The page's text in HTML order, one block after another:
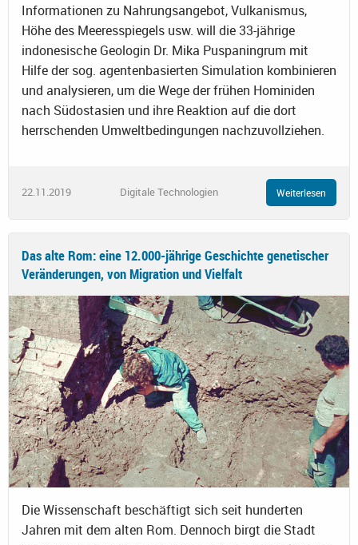
Informationen zu Nahrungsangebot, Vulkanismus,
Höhe des Meeresspiegels usw. will die 33-jährige
indonesische Geologin Dr. Mika Puspaningrum mit
Hilfe der sog. agentenbasierten Simulation kombinieren
und analysieren, um die Wege der frühen Hominiden
nach Südostasien und ihre Reaktion auf die dort
herrschenden Umweltbedingungen nachzuvollziehen.
22.11.2019 Digitale Technologien Weiterlesen
Das alte Rom: eine 12.000-jährige Geschichte genetischer
Veränderungen, von Migration und Vielfalt
Die Wissenschaft beschäftigt sich seit hunderten
Jahren mit dem alten Rom. Dennoch birgt die Stadt